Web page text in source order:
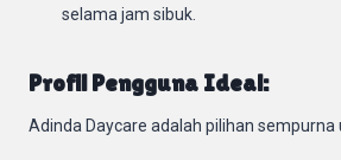
selama jam sibuk.
Profil Pengguna Ideal:
Adinda Daycare adalah pilihan sempurna